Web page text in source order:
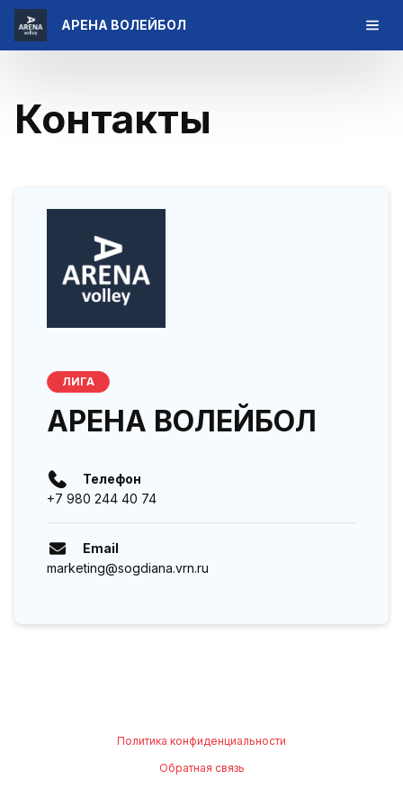
АРЕНА ВОЛЕЙБОЛ
Контакты
ЛИГА
АРЕНА ВОЛЕЙБОЛ
Телефон
+7 980 244 40 74
Email
marketing@sogdiana.vrn.ru
Политика конфиденциальности
Обратная связь